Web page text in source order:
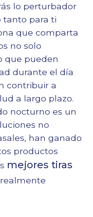
lo perturbador
tanto para ti
que comparta
no solo
que pueden
durante el día
contribuir a
a largo plazo.
nocturno es un
no
han ganado
productos
mejores tiras
realmente